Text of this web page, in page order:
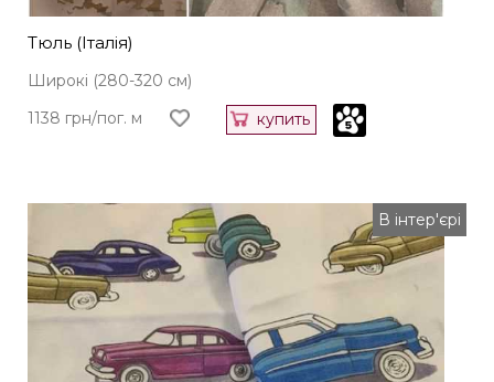
Тюль (Італія)
Широкі (280-320 см)
1138 грн/пог. м
купить
В інтер'єрі